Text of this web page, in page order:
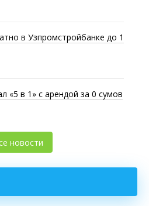
в Узпромстройбанке до 1
«5 в 1» с арендой за 0 сумов
новости